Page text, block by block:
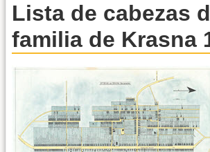
Lista de cabezas
familia de Krasna